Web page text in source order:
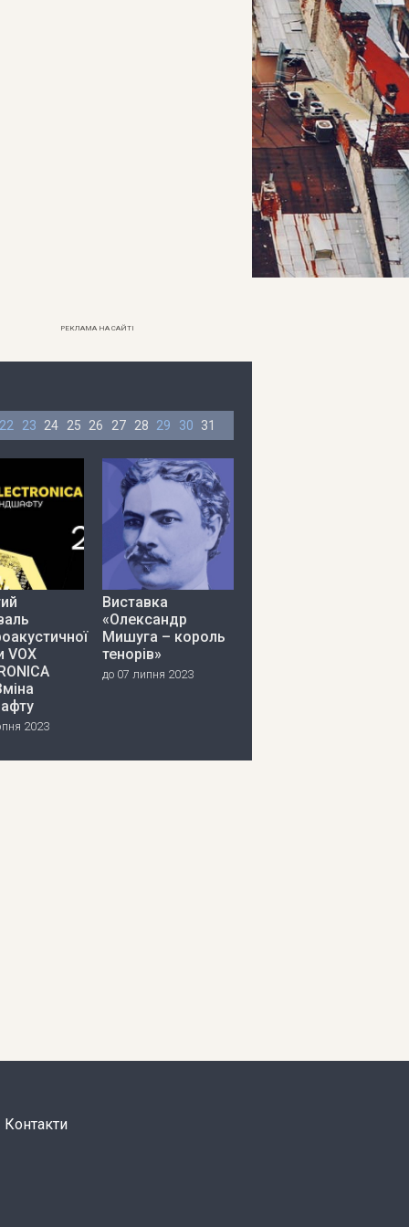
РЕКЛАМА НА САЙТІ
22 23 24 25 26 27 28 29 30 31
VOX
2023
Виставка
«Олександр
Мишуга – король
тенорів»
до 07 липня 2023
Контакти